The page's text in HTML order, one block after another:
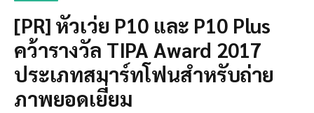
[PR] หัวเว่ย P10 และ P10 Plus
คว้ารางวัล TIPA Award 2017
ประเภทสมาร์ทโฟนสำหรับถ่าย
ภาพยอดเยี่ยม